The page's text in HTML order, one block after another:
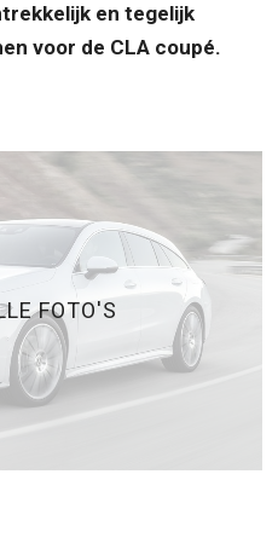
en tegelijk
voor de CLA coupé.
FOTO'S